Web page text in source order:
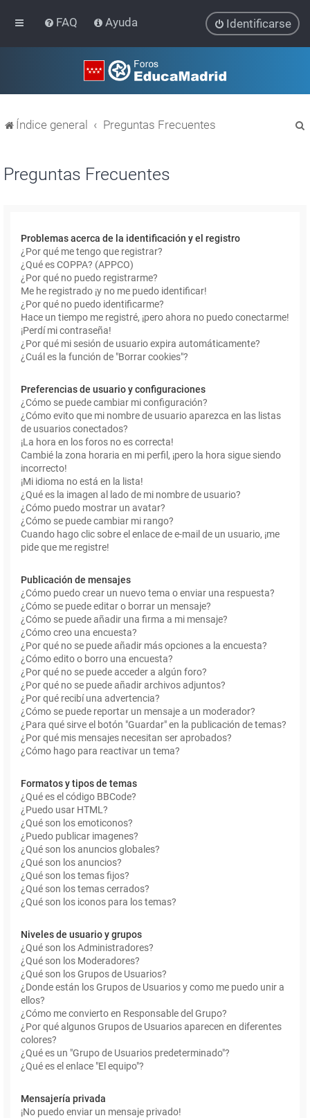
FAQ Ayuda Identificarse
Índice general Preguntas Frecuentes
Preguntas Frecuentes
Problemas acerca de la identificación y el registro
¿Por qué me tengo que registrar?
¿Qué es COPPA? (APPCO)
¿Por qué no puedo registrarme?
Me he registrado ¡y no me puedo identificar!
¿Por qué no puedo identificarme?
Hace un tiempo me registré, ¡pero ahora no puedo conectarme!
¡Perdí mi contraseña!
¿Por qué mi sesión de usuario expira automáticamente?
¿Cuál es la función de "Borrar cookies"?
Preferencias de usuario y configuraciones
¿Cómo se puede cambiar mi configuración?
¿Cómo evito que mi nombre de usuario aparezca en las listas
de usuarios conectados?
¡La hora en los foros no es correcta!
Cambié la zona horaria en mi perfil, ¡pero la hora sigue siendo
incorrecto!
¡Mi idioma no está en la lista!
¿Qué es la imagen al lado de mi nombre de usuario?
¿Cómo puedo mostrar un avatar?
¿Cómo se puede cambiar mi rango?
Cuando hago clic sobre el enlace de e-mail de un usuario, ¡me
pide que me registre!
Publicación de mensajes
¿Cómo puedo crear un nuevo tema o enviar una respuesta?
¿Cómo se puede editar o borrar un mensaje?
¿Cómo se puede añadir una firma a mi mensaje?
¿Cómo creo una encuesta?
¿Por qué no se puede añadir más opciones a la encuesta?
¿Cómo edito o borro una encuesta?
¿Por qué no se puede acceder a algún foro?
¿Por qué no se puede añadir archivos adjuntos?
¿Por qué recibí una advertencia?
¿Cómo se puede reportar un mensaje a un moderador?
¿Para qué sirve el botón "Guardar" en la publicación de temas?
¿Por qué mis mensajes necesitan ser aprobados?
¿Cómo hago para reactivar un tema?
Formatos y tipos de temas
¿Qué es el código BBCode?
¿Puedo usar HTML?
¿Qué son los emoticonos?
¿Puedo publicar imagenes?
¿Qué son los anuncios globales?
¿Qué son los anuncios?
¿Qué son los temas fijos?
¿Qué son los temas cerrados?
¿Qué son los iconos para los temas?
Niveles de usuario y grupos
¿Qué son los Administradores?
¿Qué son los Moderadores?
¿Qué son los Grupos de Usuarios?
¿Donde están los Grupos de Usuarios y como me puedo unir a
ellos?
¿Cómo me convierto en Responsable del Grupo?
¿Por qué algunos Grupos de Usuarios aparecen en diferentes
colores?
¿Qué es un "Grupo de Usuarios predeterminado"?
¿Qué es el enlace "El equipo"?
Mensajería privada
¡No puedo enviar un mensaje privado!